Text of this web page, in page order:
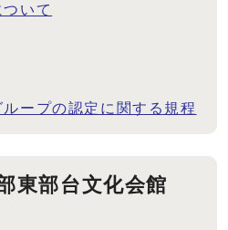
いて
ープの認定に関する規程
東部台文化会館